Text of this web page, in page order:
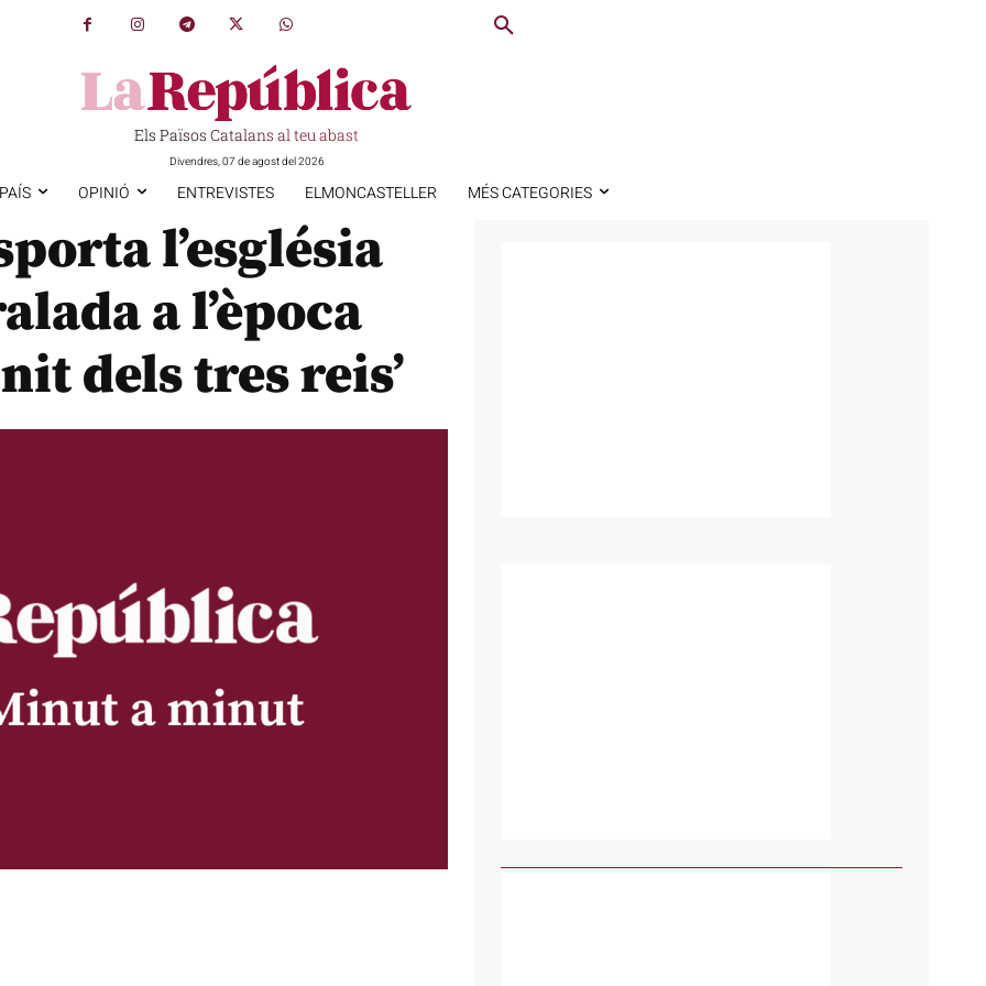
Els Països Catalans al teu abast
Divendres, 07 de agost del 2026
OPINIÓ ENTREVISTES ELMONCASTELLER MÉS CATEGORIES
l’església
a l’època
dels tres reis’